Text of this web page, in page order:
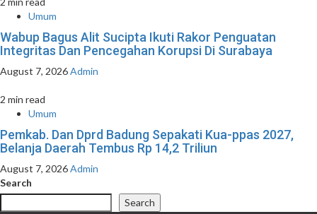
Umum
Wabup Bagus Alit Sucipta Ikuti Rakor Penguatan
Integritas Dan Pencegahan Korupsi Di Surabaya
August 7, 2026Admin
2 min read
Umum
Pemkab. Dan Dprd Badung Sepakati Kua-ppas 2027,
Belanja Daerah Tembus Rp 14,2 Triliun
August 7, 2026Admin
Search
Search